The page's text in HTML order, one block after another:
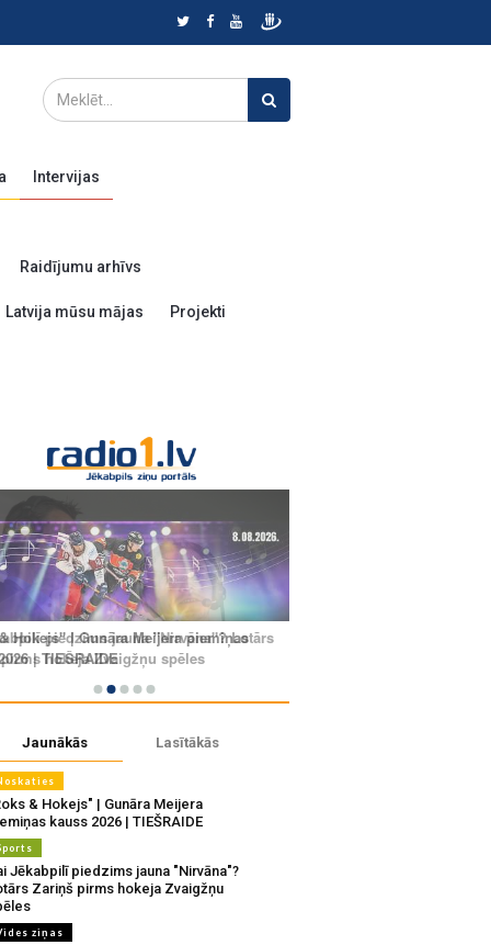
Intervijas
Raidījumu arhīvs
Latvija mūsu mājas Projekti
Jaunākās Lasītākās
& Hokejs" | Gunāra Meijera
kauss 2026 | TIEŠRAIDE
Jēkabpilī piedzims jauna "Nirvāna"?
Zariņš pirms hokeja Zvaigžņu
ziņas